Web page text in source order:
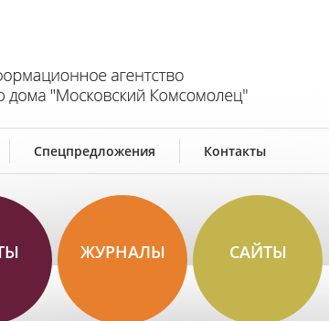
Спецпредложения Контакты
ЖУРНАЛЫ САЙТЫ